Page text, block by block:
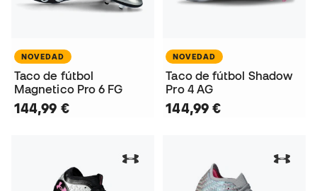
NOVEDAD
Taco de fútbol
Magnetico Pro 6 FG
144,99 €
NOVEDAD
Taco de fútbol Shadow
Pro 4 AG
144,99 €